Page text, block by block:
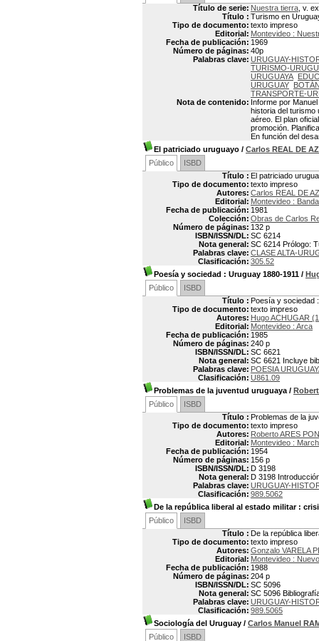
Título de serie: Nuestra tierra , v.
Título : Turismo en
Tipo de documento: texto impreso
Editorial: Montevideo :
Fecha de publicación: 1969
Número de páginas: 40p
Palabras clave: URUGUAY-
TURISMO-
URUGUAYA
URUGUAY
TRANSPORTE-
Nota de contenido: Informe por
historia del turismo
aéreo. El plan
promoción.
En función del
El patriciado uruguayo / Carlos REAL DE
Público
ISBD
Título : El patriciado
Tipo de documento: texto impreso
Autores: Carlos REAL DE
Editorial: Montevideo :
Fecha de publicación: 1981
Colección: Obras de Carlos
Número de páginas: 132 p
ISBN/ISSN/DL: SC 6214
Nota general: SC 6214 Prólogo:
Palabras clave: CLASE ALTA-
Clasificación: 305.52
Poesía y sociedad : Uruguay 1880-1911 /
Público
ISBD
Título : Poesía y sociedad
Tipo de documento: texto impreso
Autores: Hugo ACHUGAR
Editorial: Montevideo : Arca
Fecha de publicación: 1985
Número de páginas: 240 p
ISBN/ISSN/DL: SC 6621
Nota general: SC 6621 Incluye
Palabras clave: POESIA
Clasificación: U861.09
Problemas de la juventud uruguaya /
Público
ISBD
Título : Problemas de la
Tipo de documento: texto impreso
Autores: Roberto ARES
Editorial: Montevideo :
Fecha de publicación: 1954
Número de páginas: 156 p
ISBN/ISSN/DL: D 3198
Nota general: D 3198
Palabras clave: URUGUAY-
Clasificación: 989.5062
De la república liberal al estado militar:
Público
ISBD
Título : De la república
Tipo de documento: texto impreso
Autores: Gonzalo VARELA
Editorial: Montevideo :
Fecha de publicación: 1988
Número de páginas: 204 p
ISBN/ISSN/DL: SC 5096
Nota general: SC 5096
Palabras clave: URUGUAY-
Clasificación: 989.5065
Sociología del Uruguay / Carlos Manuel
Público
ISBD